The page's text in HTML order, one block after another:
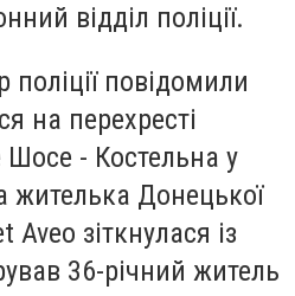
відділ поліції.
поліції повідомили
на перехресті
Шосе - Костельна у
жителька Донецької
Aveo зіткнулася із
36-річний житель